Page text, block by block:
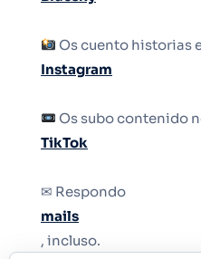
Os cuento historias
Instagram
Os subo contenido
TikTok
✉ Respondo
mails
, incluso.